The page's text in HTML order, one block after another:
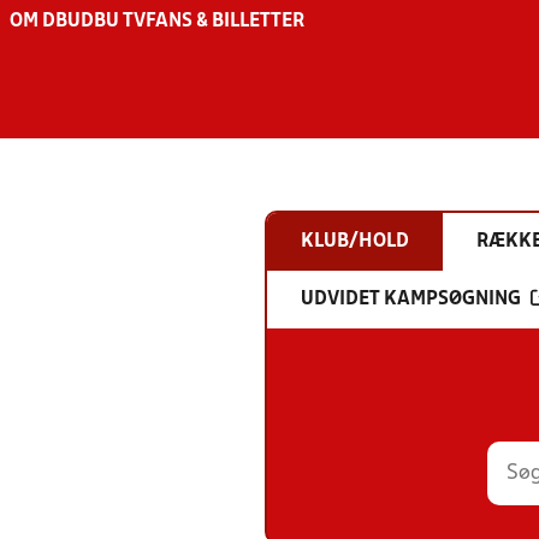
OM DBU DBU TV FANS & BILLETTER
KLUB/HOLD
UDVIDET KAMPSØGNING